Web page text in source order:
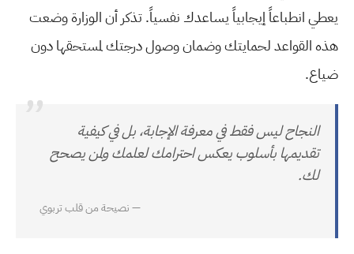
يعطي انطباعاً إيجابياً يساعدك نفسياً. تذكر أن الوزارة وضعت
هذه القواعد لحمايتك وضمان وصول درجتك لمستحقها دون
ضياع.
”
النجاح ليس فقط في معرفة الإجابة، بل في كيفية
تقديمها بأسلوب يعكس احترامك لعلمك ولمن يصحح
لك.
— نصيحة من قلب تربوي